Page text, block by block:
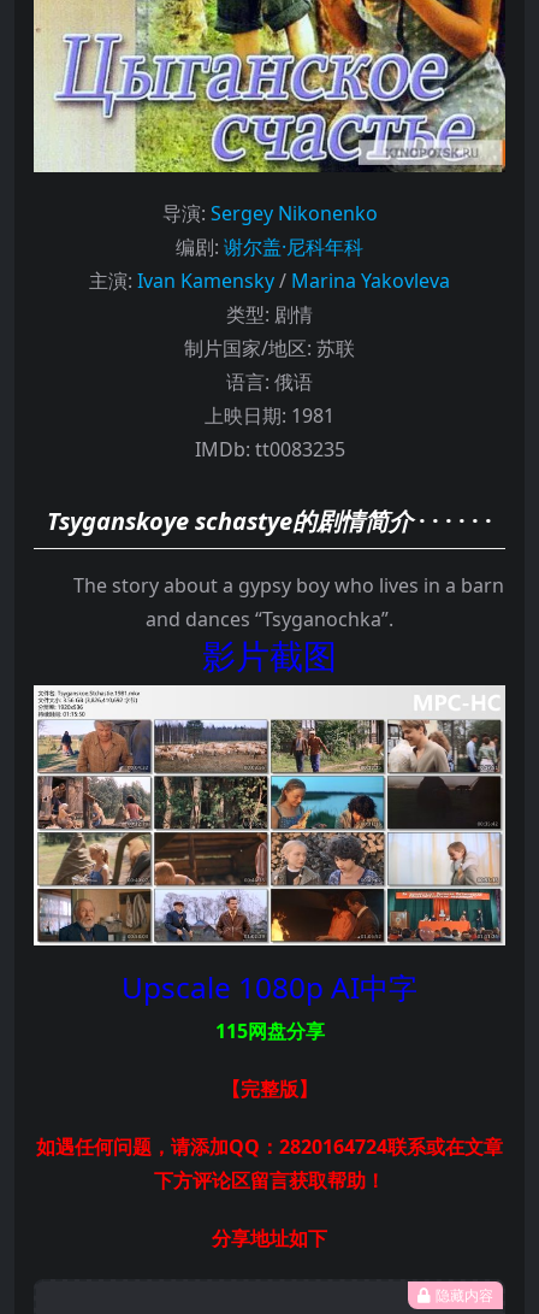
导演: Sergey Nikonenko
编剧: 谢尔盖·尼科年科
主演: Ivan Kamensky/ Marina Yakovleva
类型: 剧情
制片国家/地区: 苏联
语言: 俄语
上映日期: 1981
IMDb: tt0083235
Tsyganskoye schastye的剧情简介· · · · · ·
The story about a gypsy boy who lives in a barn
and dances “Tsyganochka”.
影片截图
Upscale 1080p AI中字
115网盘分享
【完整版】
如遇任何问题，请添加QQ：2820164724联系或在文章
下方评论区留言获取帮助！
分享地址如下
隐藏内容